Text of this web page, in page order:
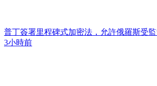
普丁簽署里程碑式加密法，允許俄羅斯受
3小時前